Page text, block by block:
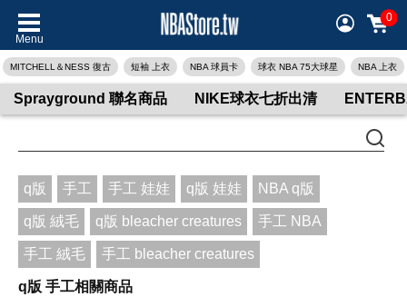
Menu
0
MITCHELL＆NESS 復古 短袖 上衣 NBA 球員卡 球衣 NBA 75大球星 NBA 上衣
Sprayground 聯名商品 NIKE球衣七折出清
q版 手工 手工 娃娃 q版 娃娃 NBA q版
q版 絨毛 q版 bleacher creatures 手工 NBA
手工 絨毛 手工 bleacher creatures
q版 手工相關商品